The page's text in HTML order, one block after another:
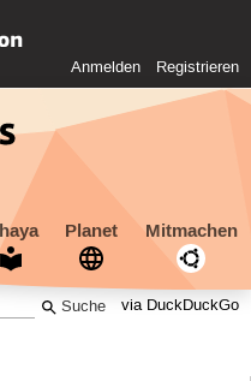
Anmelden Registrieren
Planet Mitmachen
via DuckDuckGo